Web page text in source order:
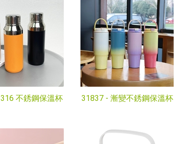
316 不銹鋼保溫杯 31837 - 漸變不銹鋼保溫杯